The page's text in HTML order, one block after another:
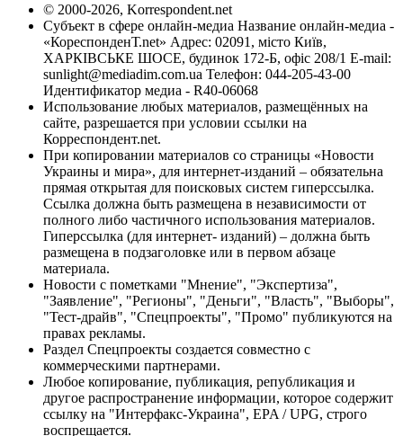
© 2000-2026, Korrespondent.net
Субъект в сфере онлайн-медиа Название онлайн-медиа -
«КореспонденТ.net» Адрес: 02091, місто Київ,
ХАРКІВСЬКЕ ШОСЕ, будинок 172-Б, офіс 208/1 E-mail:
sunlight@mediadim.com.ua Телефон: 044-205-43-00
Идентификатор медиа - R40-06068
Использование любых материалов, размещённых на
сайте, разрешается при условии ссылки на
Корреспондент.net.
При копировании материалов со страницы «Новости
Украины и мира», для интернет-изданий – обязательна
прямая открытая для поисковых систем гиперссылка.
Ссылка должна быть размещена в независимости от
полного либо частичного использования материалов.
Гиперссылка (для интернет- изданий) – должна быть
размещена в подзаголовке или в первом абзаце
материала.
Новости с пометками "Мнение", "Экспертиза",
"Заявление", "Регионы", "Деньги", "Власть", "Выборы",
"Тест-драйв", "Спецпроекты", "Промо" публикуются на
правах рекламы.
Раздел Спецпроекты создается совместно с
коммерческими партнерами.
Любое копирование, публикация, републикация и
другое распространение информации, которое содержит
ссылку на "Интерфакс-Украина", EPA / UPG, строго
воспрещается.